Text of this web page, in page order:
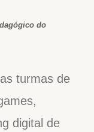
do
turmas de
digital de